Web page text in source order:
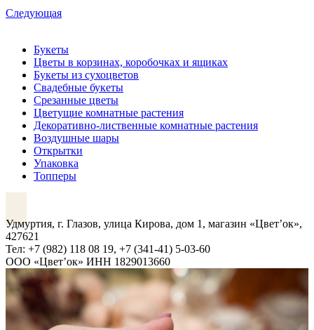
Следующая
Букеты
Цветы в корзинах, коробочках и ящиках
Букеты из сухоцветов
Свадебные букеты
Срезанные цветы
Цветущие комнатные растения
Декоративно-лиственные комнатные растения
Воздушные шары
Открытки
Упаковка
Топперы
Удмуртия, г. Глазов, улица Кирова, дом 1, магазин «Цвет’ок»,
427621
Тел: +7 (982) 118 08 19, +7 (341-41) 5-03-60
ООО «Цвет’ок» ИНН 1829013660